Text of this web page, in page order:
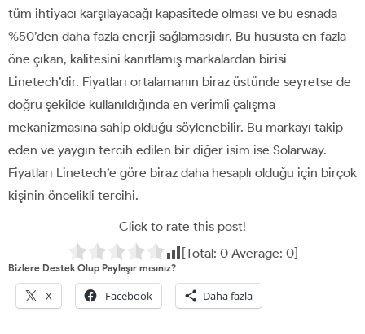
tüm ihtiyacı karşılayacağı kapasitede olması ve bu esnada
%50’den daha fazla enerji sağlamasıdır. Bu hususta en fazla
öne çıkan, kalitesini kanıtlamış markalardan birisi
Linetech’dir. Fiyatları ortalamanın biraz üstünde seyretse de
doğru şekilde kullanıldığında en verimli çalışma
mekanizmasına sahip olduğu söylenebilir. Bu markayı takip
eden ve yaygın tercih edilen bir diğer isim ise Solarway.
Fiyatları Linetech’e göre biraz daha hesaplı olduğu için birçok
kişinin öncelikli tercihi.
Click to rate this post!
[Total: 0Average: 0]
Bizlere Destek Olup Paylaşır mısınız?
X Facebook Daha fazla